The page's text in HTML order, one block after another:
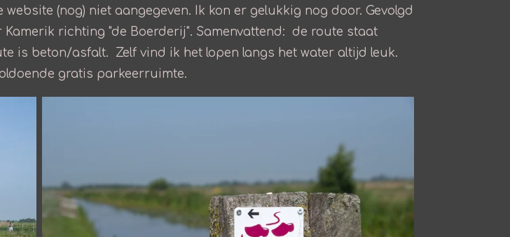
(nog) niet aangegeven. Ik kon er gelukkig nog door. Gevolgd
richting "de Boerderij". Samenvattend: de route staat
is beton/asfalt. Zelf vind ik het lopen langs het water altijd leuk.
gratis parkeerruimte.